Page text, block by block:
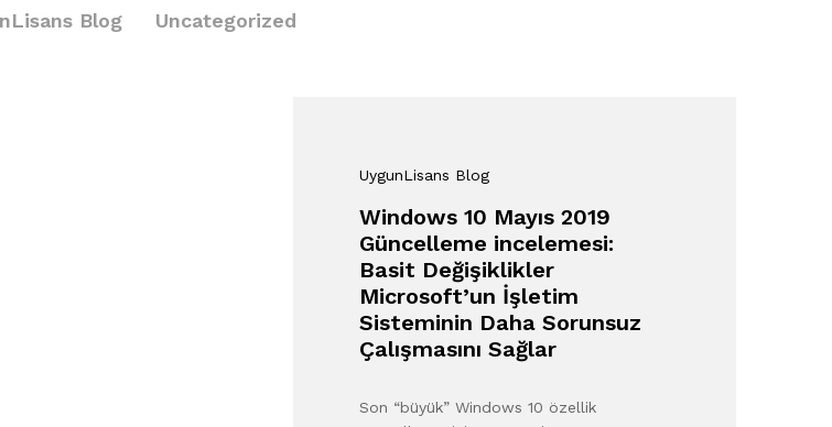
Blog Uncategorized
UygunLisans Blog
Windows 10 Mayıs 2019
Güncelleme incelemesi:
Basit Değişiklikler
Microsoft’un İşletim
Sisteminin Daha Sorunsuz
Çalışmasını Sağlar
Son “büyük” Windows 10 özellik